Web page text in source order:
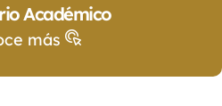
Académico
más